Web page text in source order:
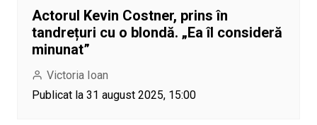
Actorul Kevin Costner, prins în
tandrețuri cu o blondă. „Ea îl consideră
minunat”
Victoria Ioan
Publicat la 31 august 2025, 15:00